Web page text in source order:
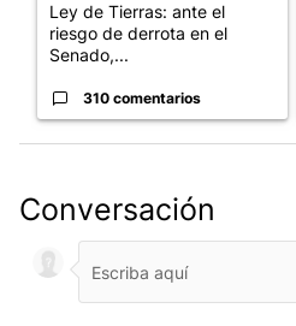
Ley de Tierras: ante el
riesgo de derrota en el
Senado,...
310 comentarios
Conversación